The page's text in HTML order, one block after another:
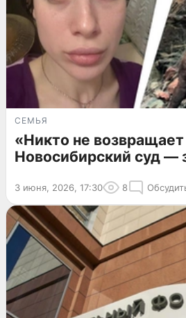
СЕМЬЯ
«Никто не
Новосибирский суд —
3 июня, 2026, 17:30 8